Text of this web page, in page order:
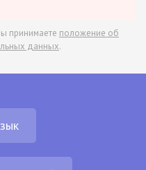
принимаете положение об
данных.